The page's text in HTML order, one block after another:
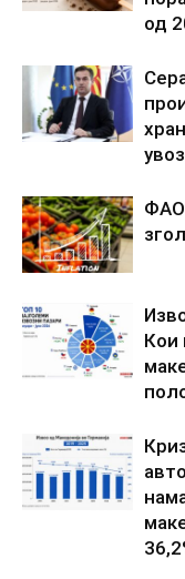
од
увоз
Кои